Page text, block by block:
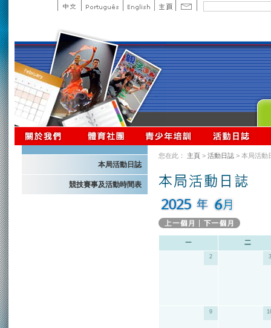
本局活動日誌
競技賽事及活動時間表
您在此： 主頁 > 活動日誌 > 本局活動
2 3
9